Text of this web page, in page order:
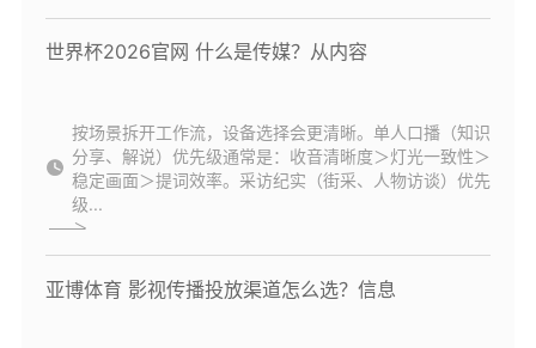
世界杯2026官网 什么是传媒？从内容
按场景拆开工作流，设备选择会更清晰。单人口播（知识
分享、解说）优先级通常是：收音清晰度＞灯光一致性＞
稳定画面＞提词效率。采访纪实（街采、人物访谈）优先
级...
亚博体育 影视传播投放渠道怎么选？信息